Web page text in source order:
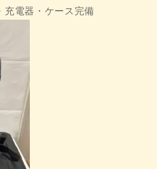
充電器・ケース完備